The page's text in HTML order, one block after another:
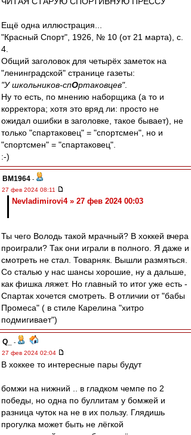
Ещё одна иллюстрация...
"Красный Спорт", 1926, № 10 (от 21 марта), с.
4.
Общий заголовок для четырёх заметок на
"ленинградской" странице газеты:
"У школьников-спОртаковцев".
Ну то есть, по мнению наборщика (а то и
корректора; хотя это вряд ли: просто не
ожидал ошибки в заголовке, такое бывает), не
только "спартаковец" = "спортсмен", но и
"спортсмен" = "спартаковец".
:-)
BM1964 -
27 фев 2024 08:11
Nevladimirovi4 » 27 фев 2024 00:03
Ты чего Володь такой мрачный? В хоккей вчера
проиграли? Так они играли в полного. Я даже и
смотреть не стал. Товарняк. Вышли размяться.
Со сталью у нас шансы хорошие, ну а дальше,
как фишка ляжет. Но главный то итог уже есть -
Спартак хочется смотреть. В отличии от "бабы
Промеса" ( в стиле Карелина "хитро
подмигивает")
Q_
-
27 фев 2024 02:04
В хоккее то интересные пары будут
бомжи на нижний .. в гладком чемпе по 2
победы, но одна по буллитам у бомжей и
разница чуток на не в их пользу. Глядишь
прогулка может быть не лёгкой